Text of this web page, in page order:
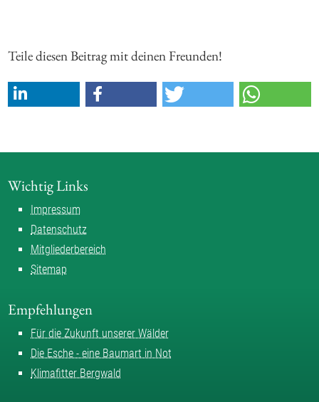
Teile diesen Beitrag mit deinen Freunden!
Wichtig Links
Impressum
Datenschutz
Mitgliederbereich
Sitemap
Empfehlungen
Für die Zukunft unserer Wälder
Die Esche - eine Baumart in Not
Klimafitter Bergwald